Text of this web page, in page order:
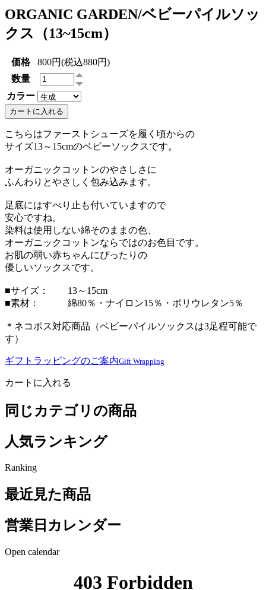
ORGANIC GARDEN/ベビーパイルソッ
クス（13~15cm）
価格
800円(税込880円)
数量
カラー
カートに入れる
こちらはファーストシューズを履く頃からの
サイズ13～15cmのベビーソックスです。
オーガニックコットンのやさしさに
ふんわりとやさしく包み込みます。
足底にはすべり止も付いていますので
安心ですね。
染料は使用しない綿そのままの色、
オーガニックコットンならではのお色目です。
お肌の弱い赤ちゃんにぴったりの
優しいソックスです。
■サイズ： 13～15cm
■素材： 綿80％・ナイロン15％・ポリウレタン5％
＊ネコポス対応商品（ベビーパイルソックスは3足程可能で
す）
ギフトラッピングのご案内Gift Wrapping
カートに入れる
同じカテゴリの商品
人気ランキング
Ranking
最近見た商品
営業日カレンダー
Open calendar